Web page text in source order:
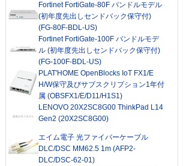
Fortinet FortiGate-80F バンドルモデル
(初年度先出しセンドバック保守付)
(FG-80F-BDL-US)
Fortinet FortiGate-100F バンドルモデ
ル (初年度先出しセンドバック保守付)
(FG-100F-BDL-US)
PLAT'HOME OpenBlocks IoT FX1/E
H/W保守及びサブスクリプション1年付
属 (OBSFX1/E/D11/H1S1)
LENOVO 20X2SC8G00 ThinkPad L14
Gen2 (20X2SC8G00)
エイム電子 光ファイバーケーブル
DLC/DSC MM62.5 1m (AFP2-
DLC/DSC-62-01)